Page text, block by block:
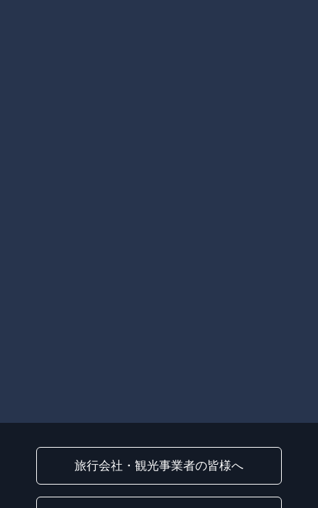
旅行会社・観光事業者の皆様へ